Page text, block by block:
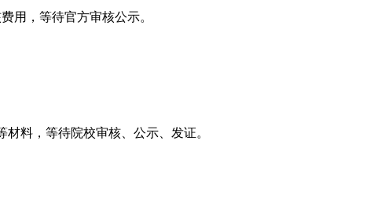
用，等待官方审核公示。
料，等待院校审核、公示、发证。